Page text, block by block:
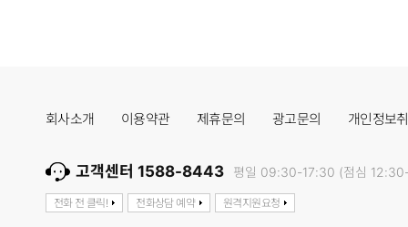
회사소개 이용약관 제휴문의 광고문의 개인정보
고객센터 1588-8443 평일 09:30-17:30 (점심
전화 전 클릭! 전화상담 예약 원격지원요청